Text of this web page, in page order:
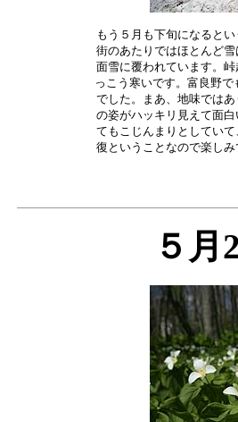
もう５月も下旬になると
街のあたりではほとんど
面雪に覆われています。
っこう寒いです。富良野
でした。まあ、地味では
の姿がハッキリ見えて面
てもこじんまりとしてい
５月